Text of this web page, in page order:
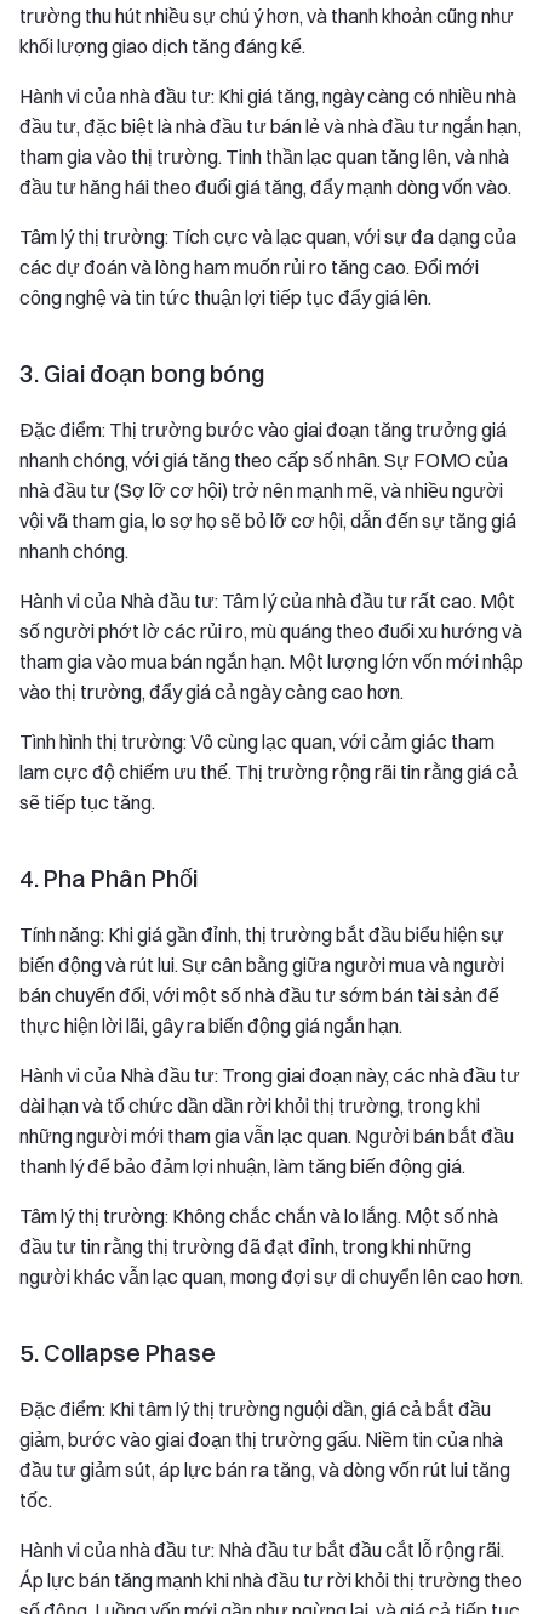
trường thu hút nhiều sự chú ý hơn, và thanh khoản cũng như
khối lượng giao dịch tăng đáng kể.
Hành vi của nhà đầu tư: Khi giá tăng, ngày càng có nhiều nhà
đầu tư, đặc biệt là nhà đầu tư bán lẻ và nhà đầu tư ngắn hạn,
tham gia vào thị trường. Tinh thần lạc quan tăng lên, và nhà
đầu tư hăng hái theo đuổi giá tăng, đẩy mạnh dòng vốn vào.
Tâm lý thị trường: Tích cực và lạc quan, với sự đa dạng của
các dự đoán và lòng ham muốn rủi ro tăng cao. Đổi mới
công nghệ và tin tức thuận lợi tiếp tục đẩy giá lên.
3. Giai đoạn bong bóng
Đặc điểm: Thị trường bước vào giai đoạn tăng trưởng giá
nhanh chóng, với giá tăng theo cấp số nhân. Sự FOMO của
nhà đầu tư (Sợ lỡ cơ hội) trở nên mạnh mẽ, và nhiều người
vội vã tham gia, lo sợ họ sẽ bỏ lỡ cơ hội, dẫn đến sự tăng giá
nhanh chóng.
Hành vi của Nhà đầu tư: Tâm lý của nhà đầu tư rất cao. Một
số người phớt lờ các rủi ro, mù quáng theo đuổi xu hướng và
tham gia vào mua bán ngắn hạn. Một lượng lớn vốn mới nhập
vào thị trường, đẩy giá cả ngày càng cao hơn.
Tình hình thị trường: Vô cùng lạc quan, với cảm giác tham
lam cực độ chiếm ưu thế. Thị trường rộng rãi tin rằng giá cả
sẽ tiếp tục tăng.
4. Pha Phân Phối
Tính năng: Khi giá gần đỉnh, thị trường bắt đầu biểu hiện sự
biến động và rút lui. Sự cân bằng giữa người mua và người
bán chuyển đổi, với một số nhà đầu tư sớm bán tài sản để
thực hiện lời lãi, gây ra biến động giá ngắn hạn.
Hành vi của Nhà đầu tư: Trong giai đoạn này, các nhà đầu tư
dài hạn và tổ chức dần dần rời khỏi thị trường, trong khi
những người mới tham gia vẫn lạc quan. Người bán bắt đầu
thanh lý để bảo đảm lợi nhuận, làm tăng biến động giá.
Tâm lý thị trường: Không chắc chắn và lo lắng. Một số nhà
đầu tư tin rằng thị trường đã đạt đỉnh, trong khi những
người khác vẫn lạc quan, mong đợi sự di chuyển lên cao hơn.
5. Collapse Phase
Đặc điểm: Khi tâm lý thị trường nguội dần, giá cả bắt đầu
giảm, bước vào giai đoạn thị trường gấu. Niềm tin của nhà
đầu tư giảm sút, áp lực bán ra tăng, và dòng vốn rút lui tăng
tốc.
Hành vi của nhà đầu tư: Nhà đầu tư bắt đầu cắt lỗ rộng rãi.
Áp lực bán tăng mạnh khi nhà đầu tư rời khỏi thị trường theo